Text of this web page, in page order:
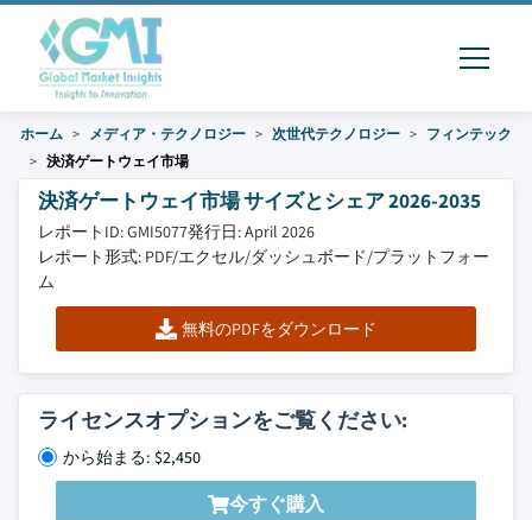
ホーム メディア・テクノロジー 次世代テクノロジー
フィンテック
決済ゲートウェイ市場
決済ゲートウェイ市場 サイズとシェア 2026-2035
レポートID: GMI5077発行日: April 2026
レポート形式: PDF/エクセル/ダッシュボード/プラットフォー
ム
無料のPDFをダウンロード
ライセンスオプションをご覧ください:
から始まる: $2,450
今すぐ購入